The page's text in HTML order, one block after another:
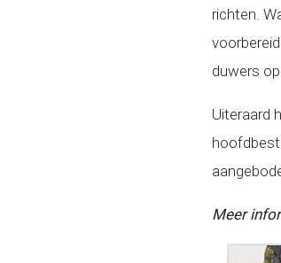
richten.
duwers
Uiteraard
Meer